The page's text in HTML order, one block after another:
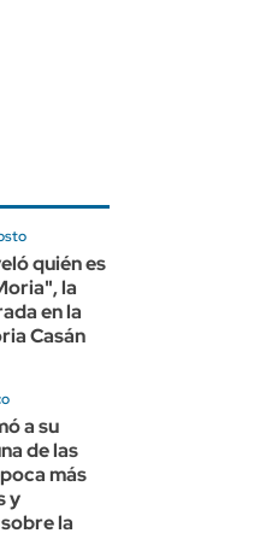
quién es
la
en la
Casán
a su
de las
más
y
la